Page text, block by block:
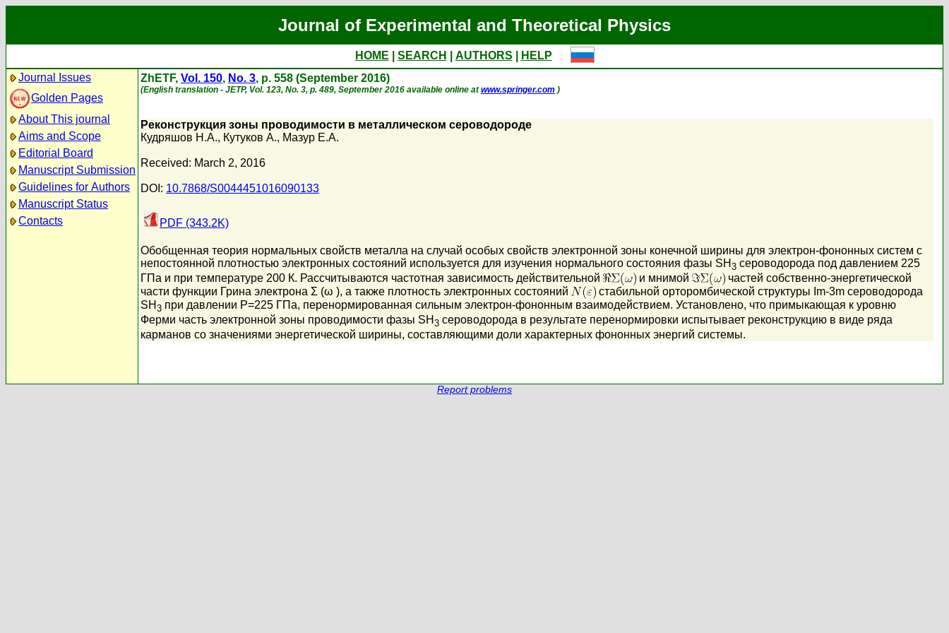
Journal of Experimental and Theoretical Physics
HOME SEARCH AUTHORS
HELP
Journal Issues
Golden Pages
About This journal
Aims and Scope
Editorial Board
Manuscript Submission
Guidelines for Authors
Manuscript Status
Contacts
ZhETF, Vol. 150, No. 3, p. 558 (September 2016)
(English translation - JETP, Vol. 123, No. 3, p. 489, September 2016 available online atwww.springer.com )
Реконструкция зоны проводимости в металлическом сероводороде
Кудряшов Н.А., Кутуков А., Мазур Е.А.
Received: March 2, 2016
DOI: 10.7868/S0044451016090133
PDF (343.2K)
Обобщенная теория нормальных свойств металла на случай особых свойств электронной зоны конечной ширины для электрон-фононных систем с
непостоянной плотностью электронных состояний используется для изучения нормального состояния фазы SH 3 сероводорода под давлением 225
ГПа и при температуре 200 К. Рассчитываются частотная зависимость действительной
и мнимой
частей собственно-энергетической
части функции Грина электрона Σ (ω ), а также плотность электронных состояний
стабильной орторомбической структуры Im-3m сероводорода
SH 3 при давлении P=225 ГПа, перенормированная сильным электрон-фононным взаимодействием. Установлено, что примыкающая к уровню
Ферми часть электронной зоны проводимости фазы SH 3 сероводорода в результате перенормировки испытывает реконструкцию в виде ряда
карманов со значениями энергетической ширины, составляющими доли характерных фононных энергий системы.
Report problems